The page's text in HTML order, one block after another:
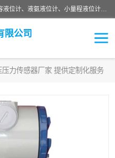
河南福瑞德仪表有限公司是生产销售电容液位计、液氨液位计、小量程液位计定制、智能锅炉水位计、液氮液位计等；并在产品开发、研制的过程中，吸取国内外仪器仪表的技术精华，建立了一支高、精、尖的科研开发队伍，使产品性能不断升级。
限公司
压力传感器厂家 提供定制化服务
流量传感器
液氮液位计